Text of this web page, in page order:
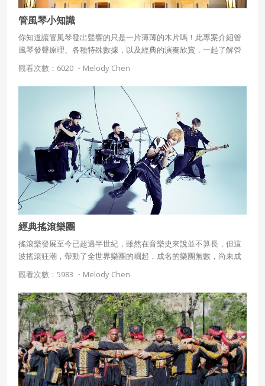
管風琴小知識
你知道讓管風琴發出聲響的只是一片薄薄的木片嗎！此專案介紹管
風琴發聲原理、各種特殊數據，以及經典的演奏欣賞，一起了解管
風琴的奧祕吧！
觀看次數：6020 ・ Melody Chen
經典搖滾樂團
搖滾樂發展至今已超過半世紀，雖然在音樂史來說並不算長，但這
波搖滾狂潮，帶動了全世界樂團的崛起，成名的樂團無數，尚未成
名的樂團更多，就讓我們一同來看看，表現著各種風格特色的搖滾
樂團們吧！
觀看次數：5983 ・ Melody Chen